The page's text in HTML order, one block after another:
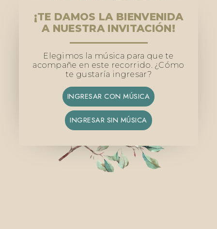
¡TE DAMOS LA BIENVENIDA
A NUESTRA INVITACIÓN!
Elegimos la música para que te
acompañe en este recorrido. ¿Cómo
te gustaría ingresar?
INGRESAR CON MÚSICA
INGRESAR SIN MÚSICA